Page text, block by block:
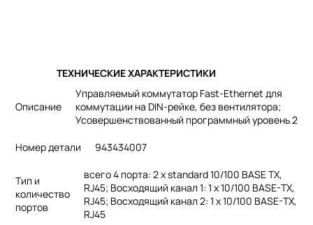
ТЕХНИЧЕСКИЕ ХАРАКТЕРИСТИКИ
Описание
Управляемый коммутатор Fast-Ethernet для
коммутации на DIN-рейке, без вентилятора;
Усовершенствованный программный уровень 2
Номер детали 943434007
Тип и
количество
портов
всего 4 порта: 2 x standard 10/100 BASE TX,
RJ45; Восходящий канал 1: 1 x 10/100 BASE-TX,
RJ45; Восходящий канал 2: 1 x 10/100 BASE-TX,
RJ45